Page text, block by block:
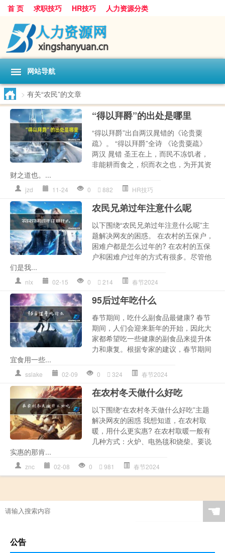
首 页 求职技巧 HR技巧 人力资源分类
网站导航
> 有关“农民”的文章
“得以拜爵”的出处是哪里
“得以拜爵”出自两汉晁错的《论贵粟
疏》。 “得以拜爵”全诗 《论贵粟疏》
两汉 晁错 圣王在上，而民不冻饥者，
非能耕而食之，织而衣之也，为开其资
财之道也。...
jzd 11-24 0 882 HR技巧
农民兄弟过年注意什么呢
以下围绕“农民兄弟过年注意什么呢”主
题解决网友的困惑。 在农村的五保户，
困难户都是怎么过年的? 在农村的五保
户和困难户过年的方式有很多。尽管他
们是我...
nlx 02-15 0 214 春节2024
95后过年吃什么
春节期间，吃什么副食品最健康? 春节
期间，人们会迎来新年的开始，因此大
家都希望吃一些健康的副食品来提升体
力和康复。根据专家的建议，春节期间
宜食用一些...
sslake 02-09 0 324 春节2024
在农村冬天做什么好吃
以下围绕“在农村冬天做什么好吃”主题
解决网友的困惑 我想知道，在农村取
暖，用什么更实惠? 在农村取暖一般有
几种方式：火炉、电热毯和烧柴。要说
实惠的那肯...
znc 02-08 0 981 春节2024
☚
公告